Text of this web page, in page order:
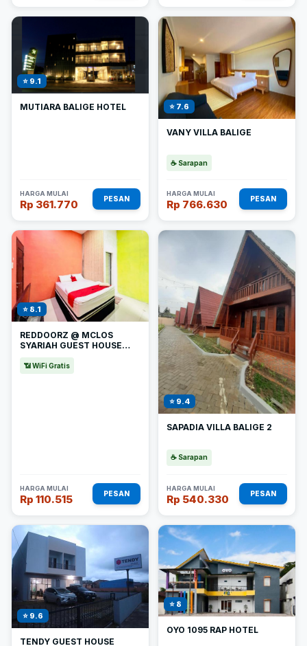
⭐ 9.1
MUTIARA BALIGE HOTEL
HARGA MULAI
Rp 361.770 PESAN
⭐ 7.6
VANY VILLA BALIGE
☕ Sarapan
HARGA MULAI
Rp 766.630 PESAN
⭐ 8.1
REDDOORZ @ MCLOS
SYARIAH GUEST HOUSE
📶 WiFi Gratis
HARGA MULAI
Rp 110.515 PESAN
⭐ 9.4
SAPADIA VILLA BALIGE 2
☕ Sarapan
HARGA MULAI
Rp 540.330 PESAN
⭐ 9.6
TENDY GUEST HOUSE
⭐ 8
OYO 1095 RAP HOTEL